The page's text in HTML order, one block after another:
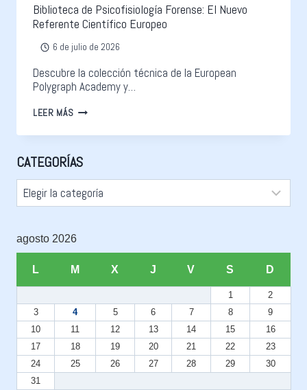
Biblioteca de Psicofisiología Forense: El Nuevo
Referente Científico Europeo
6 de julio de 2026
Descubre la colección técnica de la European
Polygraph Academy y…
LEER MÁS
CATEGORÍAS
agosto 2026
L M X J V S D
1
2
3
4 5 6 7 8
9
10
11 12 13 14 15
16
17
18 19 20 21 22
23
24
25 26 27 28 29
30
31